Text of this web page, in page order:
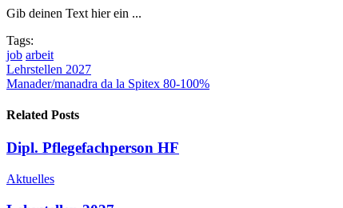
Gib deinen Text hier ein ...
Tags:
job arbeit
Lehrstellen 2027
Manader/manadra da la Spitex 80-100%
Related Posts
Dipl. Pflegefachperson HF
Aktuelles